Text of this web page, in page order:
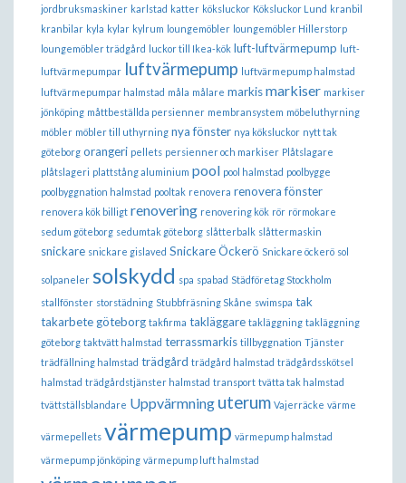
jordbruksmaskiner karlstad katter köksluckor Köksluckor Lund kranbil
kranbilar kyla kylar kylrum loungemöbler loungemöbler Hillerstorp
loungemöbler trädgård
luckor till Ikea-kök luft-luftvärmepump
luft-
luftvärmepumpar luftvärmepump
luftvärmepump halmstad
luftvärmepumpar halmstad måla målare markismarkiser markiser
jönköping måttbeställda persienner membransystem möbeluthyrning
möbler möbler till uthyrning nya fönster nya köksluckor nytt tak
göteborg orangeri pellets persienner och markiser Plåtslagare
plåtslageri plattstång aluminium pool pool halmstad poolbygge
poolbyggnation halmstad pooltak renovera renovera fönster
renovera kök billigt renovering renovering kök rör rörmokare
sedum göteborg sedumtak göteborg slåtterbalk slåttermaskin
snickare snickare gislaved Snickare Öckerö Snickare öckerö sol
solpaneler solskydd spa spabad Städföretag Stockholm
stallfönster storstädning Stubbfräsning Skåne swimspa tak
takarbete göteborg takfirma takläggare takläggning takläggning
göteborg taktvätt halmstad terrassmarkis tillbyggnation Tjänster
trädfällning halmstad trädgård trädgård halmstad trädgårdsskötsel
halmstad trädgårdstjänster halmstad transport tvätta tak halmstad
tvättställsblandare Uppvärmning uterum Vajerräcke värme
värmepellets värmepump värmepump halmstad
värmepump jönköping värmepump luft halmstad